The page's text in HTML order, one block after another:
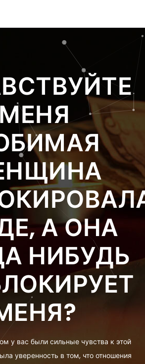
МЕНЯ
А ОНА
НИБУДЬ
у вас были сильные чувства к этой
уверенность в том, что отношения